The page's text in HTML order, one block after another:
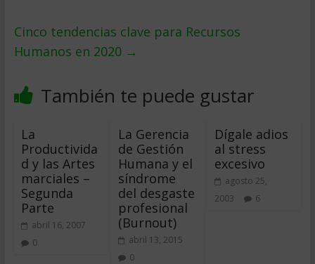
Cinco tendencias clave para Recursos
Humanos en 2020 →
También te puede gustar
La
Productivida
d y las Artes
marciales –
Segunda
Parte
abril 16, 2007
0
La Gerencia
de Gestión
Humana y el
síndrome
del desgaste
profesional
(Burnout)
abril 13, 2015
0
Dígale adios
al stress
excesivo
agosto 25,
2003
6